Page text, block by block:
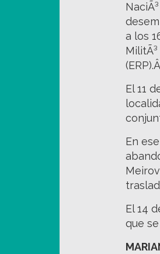
a los
(ERP).Â
El 11
En
El 14
que